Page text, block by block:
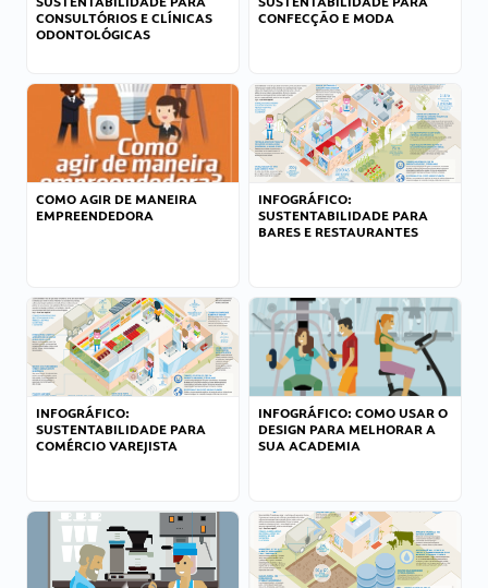
CONSULTÓRIOS E CLÍNICAS
ODONTOLÓGICAS
CONFECÇÃO E MODA
COMO AGIR DE MANEIRA
EMPREENDEDORA
INFOGRÁFICO:
SUSTENTABILIDADE PARA
BARES E RESTAURANTES
INFOGRÁFICO:
SUSTENTABILIDADE PARA
COMÉRCIO VAREJISTA
INFOGRÁFICO: COMO USAR O
DESIGN PARA MELHORAR A
SUA ACADEMIA